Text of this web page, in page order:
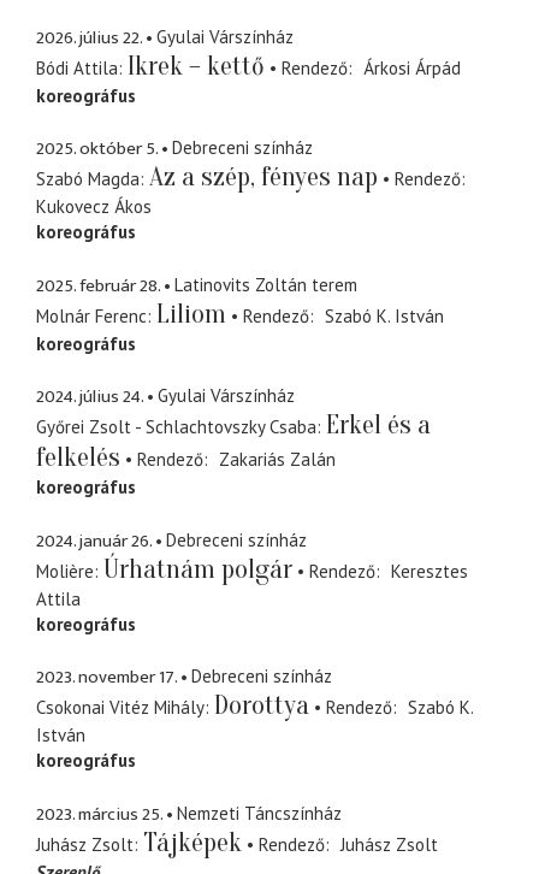
2026. július 22.
Gyulai Várszínház
Bódi Attila Ikrek – kettő Rendező
Árkosi Árpád
koreográfus
2025. október 5.
Debreceni színház
Szabó Magda Az a szép, fényes nap
Rendező
Kukovecz Ákos
koreográfus
2025. február 28.
Latinovits Zoltán terem
Molnár Ferenc Liliom Rendező
Szabó K. István
koreográfus
2024. július 24.
Gyulai Várszínház
Győrei Zsolt - Schlachtovszky Csaba Erkel és a
felkelés
Rendező
Zakariás Zalán
koreográfus
2024. január 26.
Debreceni színház
Molière Úrhatnám polgár Rendező
Keresztes
Attila
koreográfus
2023. november 17.
Debreceni színház
Csokonai Vitéz Mihály Dorottya Rendező
Szabó K.
István
koreográfus
2023. március 25.
Nemzeti Táncszínház
Juhász Zsolt Tájképek Rendező
Juhász Zsolt